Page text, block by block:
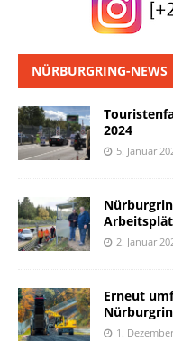
NÜRBURGRING-NEWS
2024
5. Januar
2. Januar
Erneut
1.